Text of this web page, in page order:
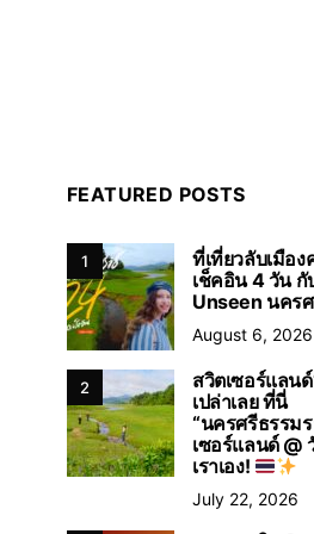
FEATURED POSTS
1
ที่เที่ยวลับเมือ
เช็คอิน 4 วัน
Unseen นคร
August 6, 2026
2
สวิตเซอร์แลน
เปล่าเลย ที่นี่
“นครศรีธรรม
เซอร์แลนด์ @
เราเอง!
July 22, 2026